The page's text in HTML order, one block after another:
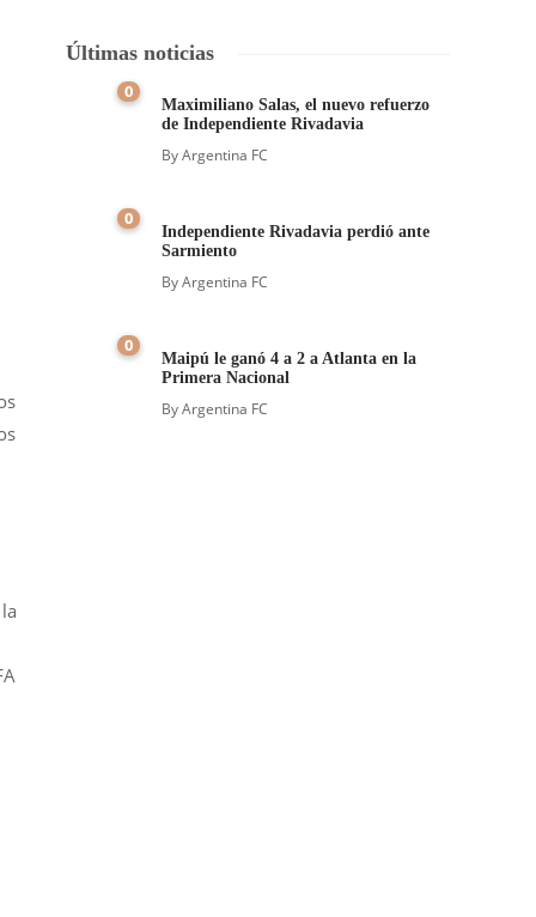
Últimas noticias
0
Maximiliano Salas, el nuevo refuerzo
de Independiente Rivadavia
ByArgentina FC
0
Independiente Rivadavia perdió ante
Sarmiento
ByArgentina FC
0
Maipú le ganó 4 a 2 a Atlanta en la
Primera Nacional
ByArgentina FC